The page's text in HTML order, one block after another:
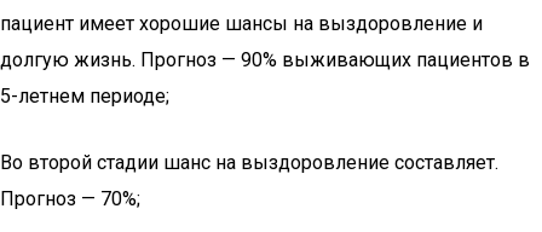
пациент имеет хорошие шансы на выздоровление и
долгую жизнь. Прогноз — 90% выживающих пациентов в
5-летнем периоде;
Во второй стадии шанс на выздоровление составляет.
Прогноз — 70%;